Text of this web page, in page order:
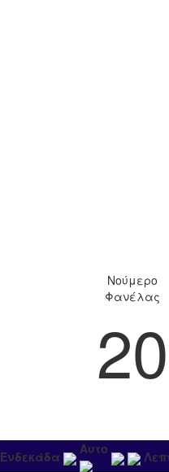
Νούμερο
Φανέλας
20
Ενδεκάδα Αυτο